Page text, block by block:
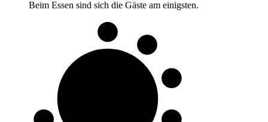
Beim Essen sind sich die Gäste am einigsten.